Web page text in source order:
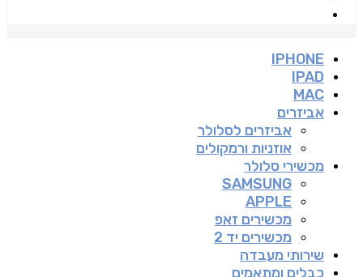
IPHONE
IPAD
MAC
אביזרים
אביזרים לסלולר
אוזניות ורמקולים
מכשירי סלולר
SAMSUNG
APPLE
מכשירים זאפ
מכשירים יד 2
שירותי מעבדה
כבלים ומתאמים